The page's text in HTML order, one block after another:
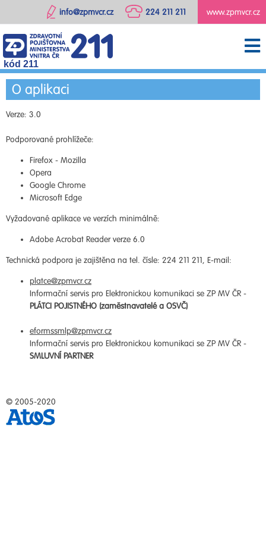
www.zpmvcr.cz
224 211 211
info@zpmvcr.cz
kód 211
O aplikaci
Verze: 3.0
Podporované prohlížeče:
Firefox - Mozilla
Opera
Google Chrome
Microsoft Edge
Vyžadované aplikace ve verzích minimálně:
Adobe Acrobat Reader verze 6.0
Technická podpora je zajištěna na tel. čísle: 224 211 211, E-mail:
platce@zpmvcr.cz
Informační servis pro Elektronickou komunikaci se ZP MV ČR -
PLÁTCI POJISTNÉHO (zaměstnavatelé a OSVČ)
eformssmlp@zpmvcr.cz
Informační servis pro Elektronickou komunikaci se ZP MV ČR -
SMLUVNÍ PARTNER
© 2005-2020